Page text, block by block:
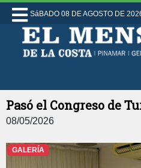
SáBADO 08 DE AGOSTO DE
Pasó el Congreso de
08/05/2026
GALERÍA